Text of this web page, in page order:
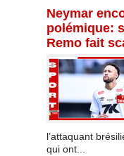
Neymar
polémique:
Remo fait
l’attaquant
qui ont...